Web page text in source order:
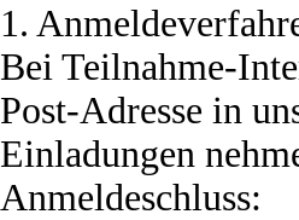
1.
Bei Teilnahme-
Post-Adresse in
Einladungen
Anmeldeschluss: